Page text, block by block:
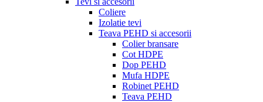
Coliere
Izolatie tevi
Teava PEHD si accesorii
Colier bransare
Cot HDPE
Dop PEHD
Mufa HDPE
Robinet PEHD
Teava PEHD